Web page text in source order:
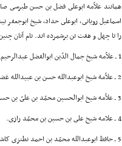
همانند علاّمه ابوعلى فضل بن حسن طبرسى
اسماعیل رویانى، ابوعلى حداد، شیخ
را تا چهل و هفت تن برشمرده اند. نام آنان
1 ـ علاّمه شیخ جمال الدّین ابوالفضل عبدالرحیم بن احمد بن محمّد بن محمّد بن الاخوة بغدادى شّیبانى نزیل اصفهان.
2 ـ علاّمة شیخ ابوعبدالله حسن بن عبیدالله غضائرى از مشاهیر علماى آل غضائرى.
3 ـ علاّمه شیخ ابوالحسین محمّد بن علىّ بن حسن مقرى شجاعى نیشابورى.
4 ـ علامه شیخ على بن حسین بن محمّد رازى.
5 ـ حافظ ابوعبدالله محمّد بن احمد نطنزى کاشانى صاحب کتاب